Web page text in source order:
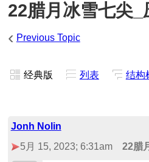
22腊月冰雪七尖
‹ Previous Topic
经典版 列表
结构
Jonh Nolin
5月 15, 2023; 6:31am
22腊